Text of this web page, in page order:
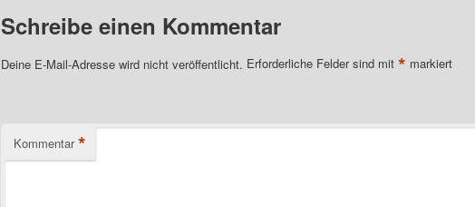
Schreibe einen Kommentar
Deine E-Mail-Adresse wird nicht veröffentlicht. Erforderliche Felder sind mit* markiert
Kommentar *